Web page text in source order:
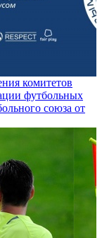
комитетов
футбольных
союза от